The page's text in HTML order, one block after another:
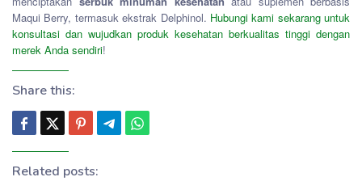
Maqui Berry, termasuk ekstrak Delphinol. Hubungi kami sekarang untuk
konsultasi dan wujudkan produk kesehatan berkualitas tinggi dengan
merek Anda sendiri!
Share this:
Related posts: